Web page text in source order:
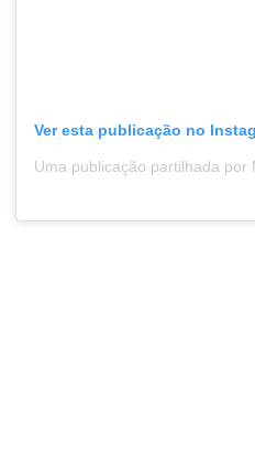
Ver esta publicação no